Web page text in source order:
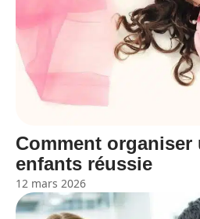
Comment organiser
enfants réussie
12 mars 2026